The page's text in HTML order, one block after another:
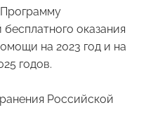
оказания
на 2023 год и на
годов.
Российской